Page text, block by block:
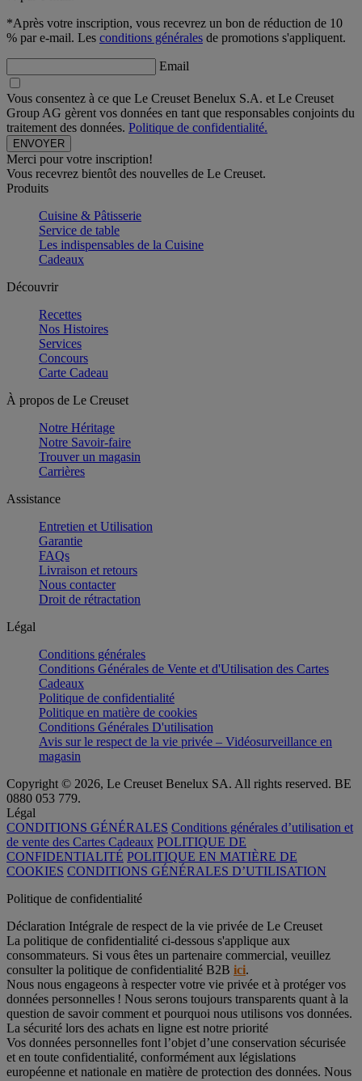
*Après votre inscription, vous recevrez un bon de réduction de 10
% par e-mail. Les conditions générales de promotions s'appliquent.
Email
Vous consentez à ce que Le Creuset Benelux S.A. et Le Creuset
Group AG gèrent vos données en tant que responsables conjoints du
traitement des données. Politique de confidentialité.
Merci pour votre inscription!
Vous recevrez bientôt des nouvelles de Le Creuset.
Produits
Cuisine & Pâtisserie
Service de table
Les indispensables de la Cuisine
Cadeaux
Découvrir
Recettes
Nos Histoires
Services
Concours
Carte Cadeau
À propos de Le Creuset
Notre Héritage
Notre Savoir-faire
Trouver un magasin
Carrières
Assistance
Entretien et Utilisation
Garantie
FAQs
Livraison et retours
Nous contacter
Droit de rétractation
Légal
Conditions générales
Conditions Générales de Vente et d'Utilisation des Cartes
Cadeaux
Politique de confidentialité
Politique en matière de cookies
Conditions Générales D'utilisation
Avis sur le respect de la vie privée – Vidéosurveillance en
magasin
Copyright © 2026, Le Creuset Benelux SA. All rights reserved. BE
0880 053 779.
Légal
CONDITIONS GÉNÉRALES Conditions générales d’utilisation et
de vente des Cartes Cadeaux POLITIQUE DE
CONFIDENTIALITÉ POLITIQUE EN MATIÈRE DE
COOKIES CONDITIONS GÉNÉRALES D’UTILISATION
Politique de confidentialité
Déclaration Intégrale de respect de la vie privée de Le Creuset
La politique de confidentialité ci-dessous s'applique aux
consommateurs. Si vous êtes un partenaire commercial, veuillez
consulter la politique de confidentialité B2B ici.
Nous nous engageons à respecter votre vie privée et à protéger vos
données personnelles ! Nous serons toujours transparents quant à la
question de savoir comment et pourquoi nous utilisons vos données.
La sécurité lors des achats en ligne est notre priorité
Vos données personnelles font l’objet d’une conservation sécurisée
et en toute confidentialité, conformément aux législations
européenne et nationale en matière de protection des données. Nous